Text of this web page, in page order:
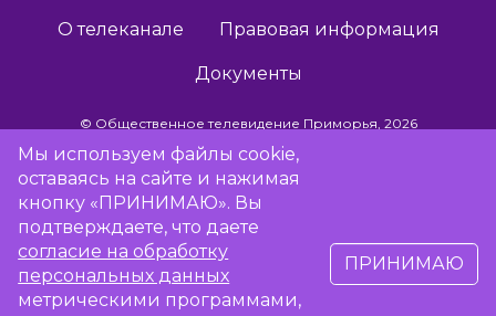
О телеканале Правовая информация
Документы
© Общественное телевидение Приморья, 2026
Разработка сайта -
Мы используем файлы cookie,
оставаясь на сайте и нажимая
кнопку «ПРИНИМАЮ». Вы
подтверждаете, что даете
согласие на обработку
персональных данных
метрическими программами,
ПРИНИМАЮ